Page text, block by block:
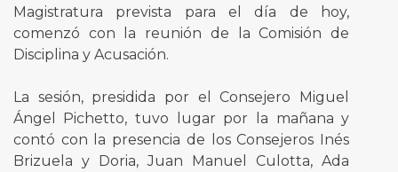
Magistratura prevista para el día de hoy,
comenzó con la reunión de la Comisión de
Disciplina y Acusación.
La sesión, presidida por el Consejero Miguel
Ángel Pichetto, tuvo lugar por la mañana y
contó con la presencia de los Consejeros Inés
Brizuela y Doria, Juan Manuel Culotta, Ada